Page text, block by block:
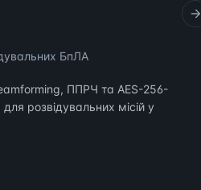
БпЛА
ППРЧ та AES-256-
розвідувальних місій у